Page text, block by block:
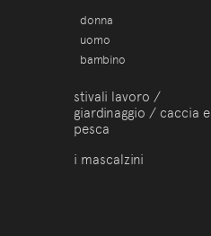
donna
uomo
bambino
stivali lavoro /
giardinaggio / caccia e
pesca
i mascalzini